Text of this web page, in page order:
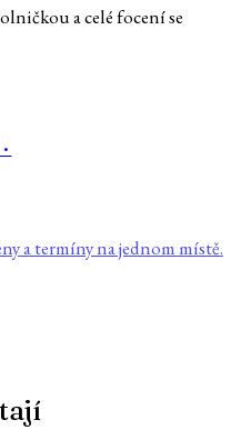
a celé focení se
a termíny na jednom místě.